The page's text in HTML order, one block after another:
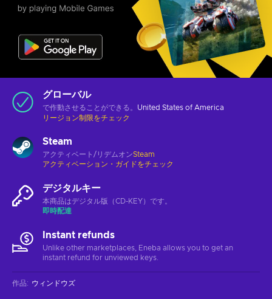
グローバル
で作動させることができる。 United States of America
リージョン制限をチェック
Steam
アクティベート/リデムオンSteam
アクティベーション・ガイドをチェック
デジタルキー
本商品はデジタル版（CD-KEY）です。
即時配達
Instant refunds
Unlike other marketplaces, Eneba allows you to get an
instant refund for unviewed keys.
作品: ウィンドウズ